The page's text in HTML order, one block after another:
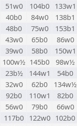
51w0 104b0 133w1
40b0 84w0
138b1
48b0 75w0
153b1
43w0 65b0
86w0
39w0 58b0
150w1
100w½ 145b0
98w½
23b½ 144w1
54b0
32w0 62b0
134w½
92b0 110w1
82b0
56w0 79b0
66w0
117b0 122w0 102b0